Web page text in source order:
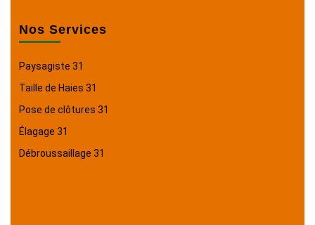
Nos Services
Paysagiste 31
Taille de Haies 31
Pose de clôtures 31
Élagage 31
Débroussaillage 31